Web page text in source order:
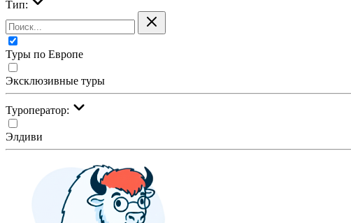
Тип:
Туры по Европе
Эксклюзивные туры
Туроператор:
Элдиви